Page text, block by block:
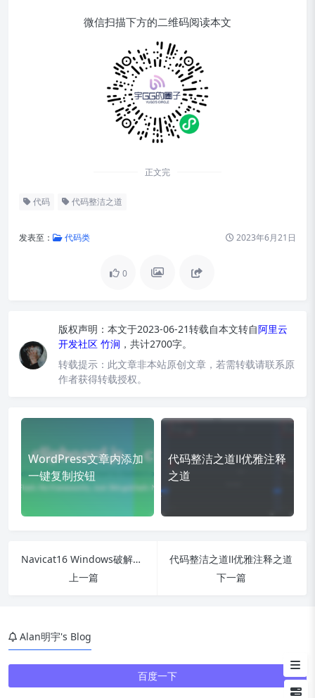
微信扫描下方的二维码阅读本文
正文完
代码 代码整洁之道
发表至： 代码类 2023年6月21日
0
版权声明： 本文于2023-06-21转载自本文转自阿里云
开发社区 竹涧 ，共计2700字。
转载提示： 此文章非本站原创文章，若需转载请联系原
作者获得转载授权。
WordPress文章内添加
一键复制按钮
代码整洁之道Ⅱ优雅注释
之道
Navicat16 Windows破解教程
上一篇
代码整洁之道Ⅱ优雅注释之道
下一篇
一、注释
二、命名
三、方法
五、并发
Alan明宇's Blog
百度一下